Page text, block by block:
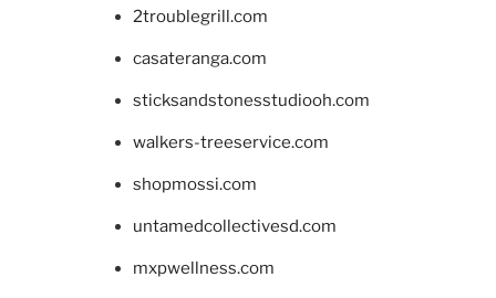
2troublegrill.com
casateranga.com
sticksandstonesstudiooh.com
walkers-treeservice.com
shopmossi.com
untamedcollectivesd.com
mxpwellness.com